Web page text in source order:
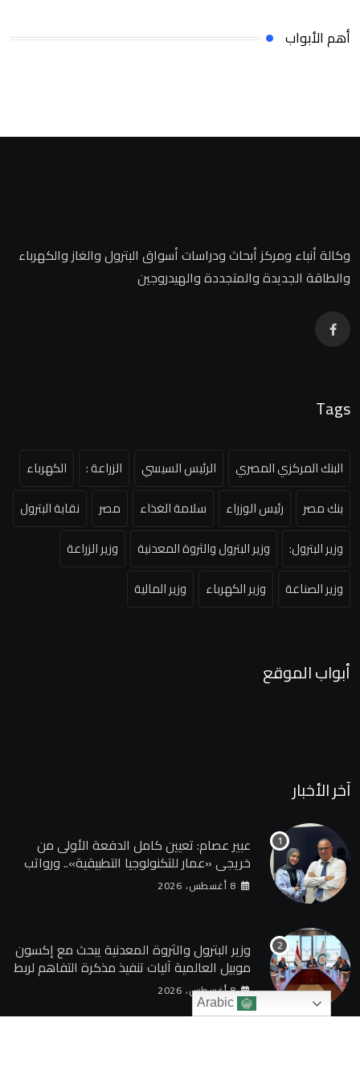
أهم الأبواب
وكالة أنباء ومركز أبحاث ودراسات أسواق البترول والغاز والكهرباء
والطاقة الجديدة والمتجددة والهيدروجين
Tags
البنك المركزي المصري الرئيس السيسي الزراعة :
الكهرباء
بنك مصر
رئيس الوزراء سلامة الغذاء مصر
نقابة البترول
وزير البترول:
وزير البترول والثروة المعدنية
وزير الزراعة
وزير الصناعة
وزير الكهرباء وزير المالية
أبواب الموقع
آخر الأخبار
عبير عصام: تعيين كامل الدفعة الأولى من
خريجي «عمار للتكنولوجيا التطبيقية».. ورواتب
تصل إلى 13 ألف جنيه
8 أغسطس، 2026
وزير البترول والثروة المعدنية يبحث مع إكسون
موبيل العالمية آليات تنفيذ مذكرة التفاهم لربط
اكتشافات الشركة في قبرص بالبنية التحتية
المصرية
8 أغسطس، 2026